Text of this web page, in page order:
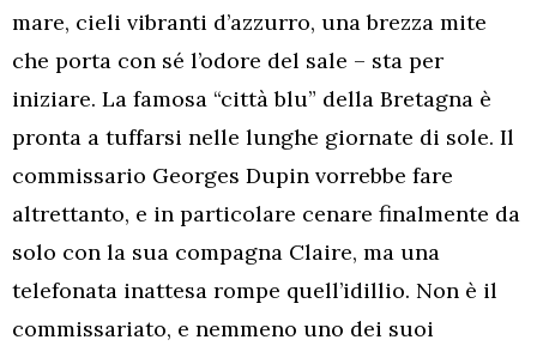
mare, cieli vibranti d’azzurro, una brezza mite
che porta con sé l’odore del sale – sta per
iniziare. La famosa “città blu” della Bretagna è
pronta a tuffarsi nelle lunghe giornate di sole. Il
commissario Georges Dupin vorrebbe fare
altrettanto, e in particolare cenare finalmente da
solo con la sua compagna Claire, ma una
telefonata inattesa rompe quell’idillio. Non è il
commissariato, e nemmeno uno dei suoi